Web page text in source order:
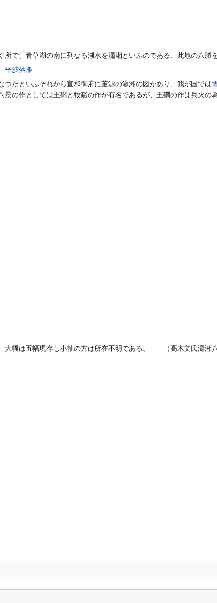
所で、青草湖の南に列なる湖水を瀟湘といふのである、此地の八勝
平沙落雁
たといふそれから宣和御府に董源の瀟湘の図があり、我が国では
の作としては王礀と牧谿の作が有名であるが、王礀の作は兵火の
大幅は五幅現存し小軸の方は所在不明である。 （高木文氏瀟湘八